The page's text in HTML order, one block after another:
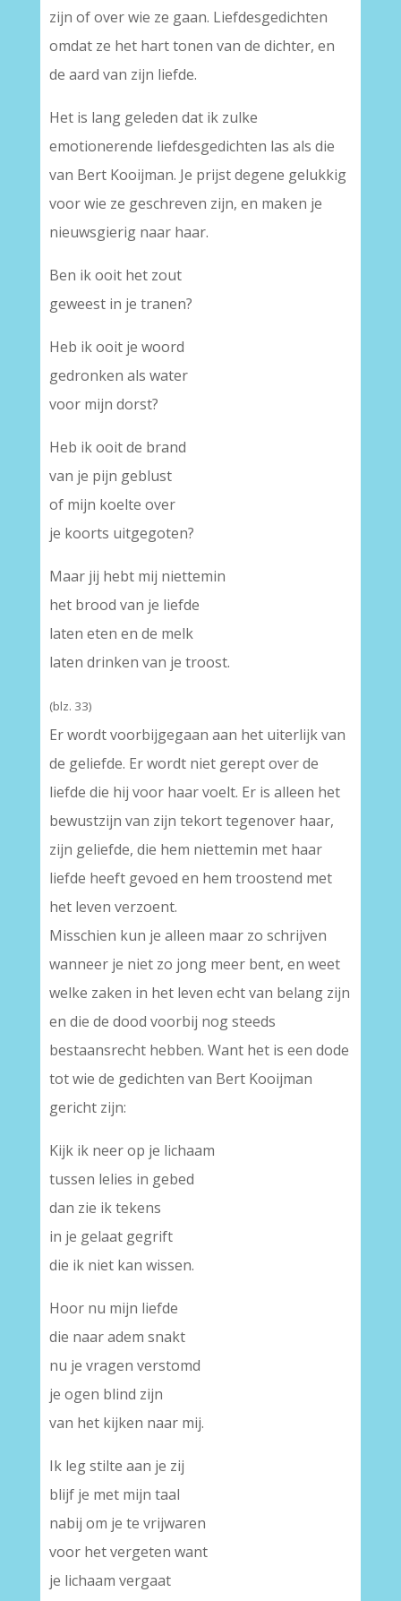
zijn of over wie ze gaan. Liefdesgedichten
omdat ze het hart tonen van de dichter, en
de aard van zijn liefde.
Het is lang geleden dat ik zulke
emotionerende liefdesgedichten las als die
van Bert Kooijman. Je prijst degene gelukkig
voor wie ze geschreven zijn, en maken je
nieuwsgierig naar haar.
Ben ik ooit het zout
geweest in je tranen?
Heb ik ooit je woord
gedronken als water
voor mijn dorst?
Heb ik ooit de brand
van je pijn geblust
of mijn koelte over
je koorts uitgegoten?
Maar jij hebt mij niettemin
het brood van je liefde
laten eten en de melk
laten drinken van je troost.
(blz. 33)
Er wordt voorbijgegaan aan het uiterlijk van
de geliefde. Er wordt niet gerept over de
liefde die hij voor haar voelt. Er is alleen het
bewustzijn van zijn tekort tegenover haar,
zijn geliefde, die hem niettemin met haar
liefde heeft gevoed en hem troostend met
het leven verzoent.
Misschien kun je alleen maar zo schrijven
wanneer je niet zo jong meer bent, en weet
welke zaken in het leven echt van belang zijn
en die de dood voorbij nog steeds
bestaansrecht hebben. Want het is een dode
tot wie de gedichten van Bert Kooijman
gericht zijn:
Kijk ik neer op je lichaam
tussen lelies in gebed
dan zie ik tekens
in je gelaat gegrift
die ik niet kan wissen.
Hoor nu mijn liefde
die naar adem snakt
nu je vragen verstomd
je ogen blind zijn
van het kijken naar mij.
Ik leg stilte aan je zij
blijf je met mijn taal
nabij om je te vrijwaren
voor het vergeten want
je lichaam vergaat